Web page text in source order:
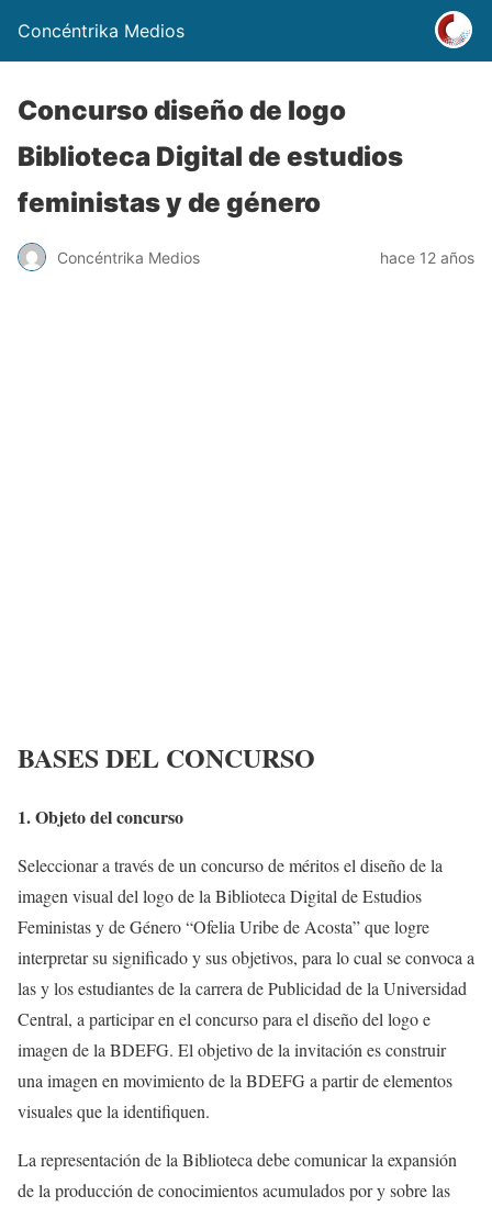
Concéntrika Medios
Concurso diseño de logo
Biblioteca Digital de estudios
feministas y de género
Concéntrika Medios hace 12 años
BASES DEL CONCURSO
1. Objeto del concurso
Seleccionar a través de un concurso de méritos el diseño de la
imagen visual del logo de la Biblioteca Digital de Estudios
Feministas y de Género “Ofelia Uribe de Acosta” que logre
interpretar su significado y sus objetivos, para lo cual se convoca a
las y los estudiantes de la carrera de Publicidad de la Universidad
Central, a participar en el concurso para el diseño del logo e
imagen de la BDEFG. El objetivo de la invitación es construir
una imagen en movimiento de la BDEFG a partir de elementos
visuales que la identifiquen.
La representación de la Biblioteca debe comunicar la expansión
de la producción de conocimientos acumulados por y sobre las